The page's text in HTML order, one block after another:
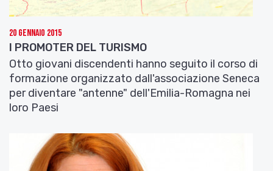
20 Gennaio 2015
I PROMOTER DEL TURISMO
Otto giovani discendenti hanno seguito il corso di
formazione organizzato dall'associazione Seneca
per diventare "antenne" dell'Emilia-Romagna nei
loro Paesi